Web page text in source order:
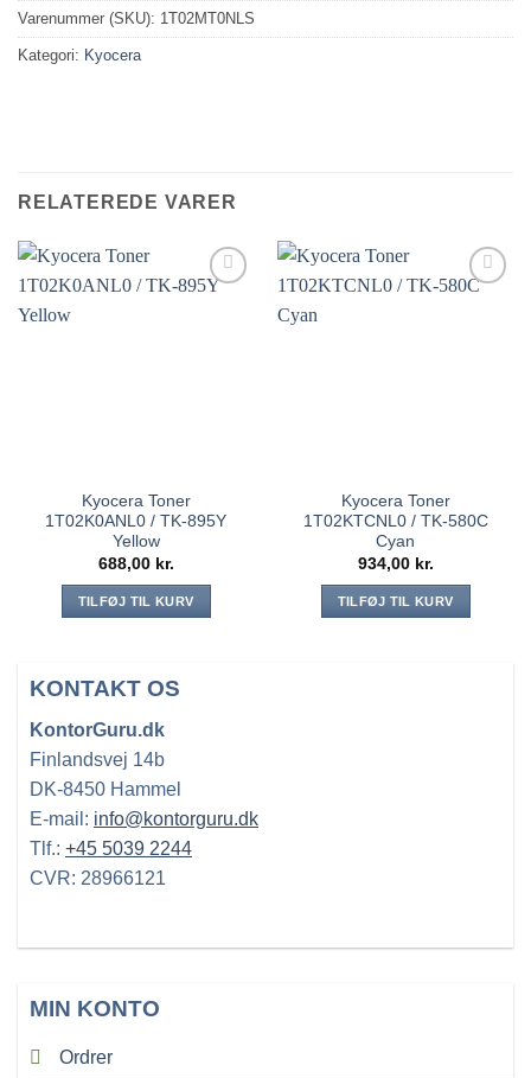
Varenummer (SKU): 1T02MT0NLS
Kategori: Kyocera
RELATEREDE VARER
Kyocera Toner
1T02K0ANL0 / TK-895Y
Yellow
688,00 kr.
TILFØJ TIL KURV
Kyocera Toner
1T02KTCNL0 / TK-580C
Cyan
934,00 kr.
TILFØJ TIL KURV
KONTAKT OS
KontorGuru.dk
Finlandsvej 14b
DK-8450 Hammel
E-mail: info@kontorguru.dk
Tlf.: +45 5039 2244
CVR: 28966121
MIN KONTO
Ordrer